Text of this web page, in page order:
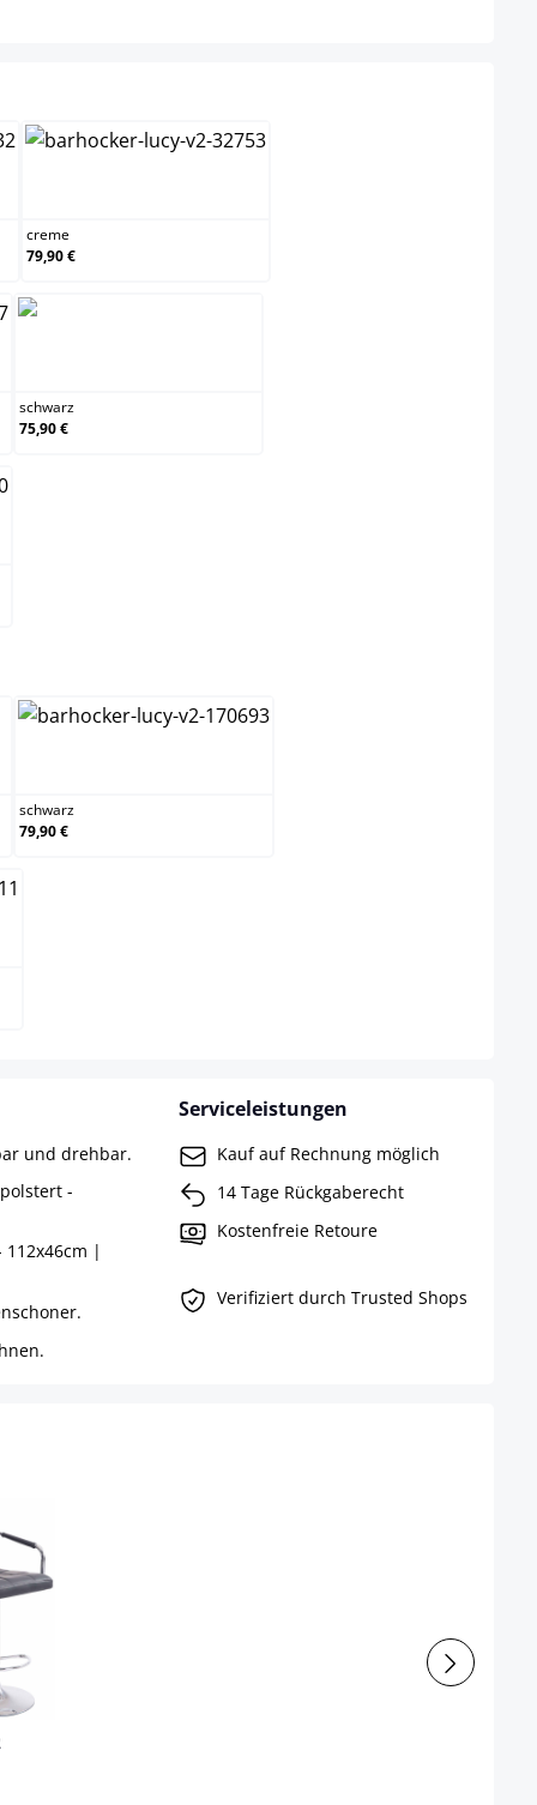
creme
79,90 €
schwarz
75,90 €
schwarz
79,90 €
und drehbar.
-
112x46cm |
Serviceleistungen
Kauf auf Rechnung möglich
14 Tage Rückgaberecht
Kostenfreie Retoure
Verifiziert durch Trusted Shops